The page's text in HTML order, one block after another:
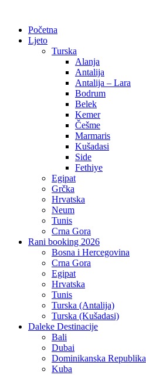
Početna
Ljeto
Turska
Alanja
Antalija
Antalija – Lara
Bodrum
Belek
Kemer
Češme
Marmaris
Kušadasi
Side
Fethiye
Egipat
Grčka
Hrvatska
Neum
Tunis
Crna Gora
Rani booking 2026
Bosna i Hercegovina
Crna Gora
Egipat
Hrvatska
Tunis
Turska (Antalija)
Turska (Kušadasi)
Daleke Destinacije
Bali
Dubai
Dominikanska Republika
Kuba